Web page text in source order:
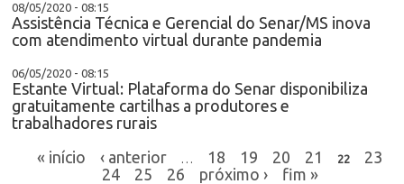
08/05/2020 - 08:15
Assistência Técnica e Gerencial do Senar/MS inova
com atendimento virtual durante pandemia
06/05/2020 - 08:15
Estante Virtual: Plataforma do Senar disponibiliza
gratuitamente cartilhas a produtores e
trabalhadores rurais
« início
‹ anterior 18 19 20 21 22
23
24
25 26 próximo › fim »